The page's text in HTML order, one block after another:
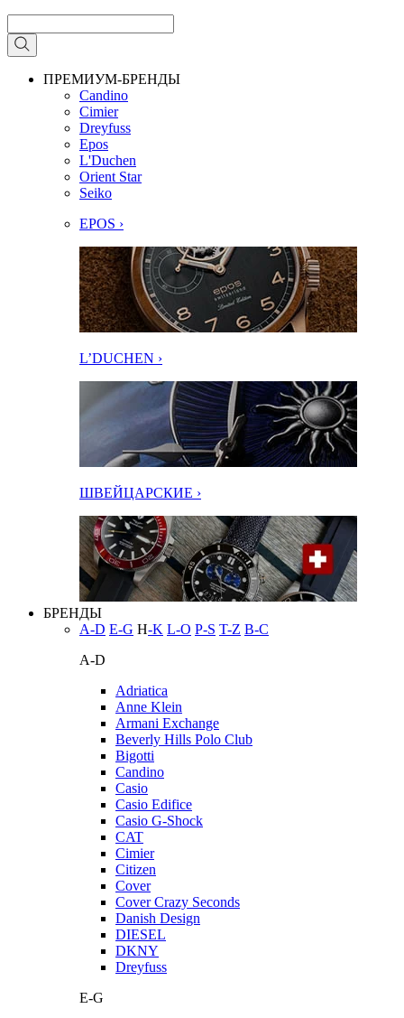
ПРЕМИУМ-БРЕНДЫ
Candino
Cimier
Dreyfuss
Epos
L'Duchen
Orient Star
Seiko
EPOS ›
L’DUCHEN ›
ШВЕЙЦАРСКИЕ ›
БРЕНДЫ
A-D E-G H-K L-O P-S T-Z В-С
A-D
Adriatica
Anne Klein
Armani Exchange
Beverly Hills Polo Club
Bigotti
Candino
Casio
Casio Edifice
Casio G-Shock
CAT
Cimier
Citizen
Cover
Cover Crazy Seconds
Danish Design
DIESEL
DKNY
Dreyfuss
E-G